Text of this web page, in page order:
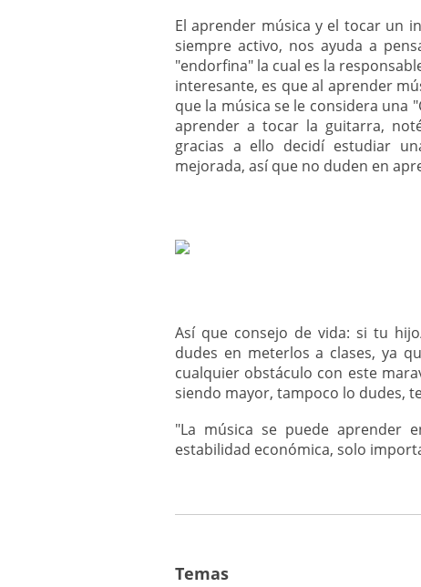
El aprender música y el tocar un
siempre activo, nos ayuda a
"endorfina" la cual es la
interesante, es que al aprender
que la música se le considera una
aprender a tocar la guitarra,
gracias a ello decidí estudiar
mejorada, así que no duden en
Así que consejo de vida: si tu
dudes en meterlos a clases, ya
cualquier obstáculo con este
siendo mayor, tampoco lo dudes,
"La música se puede aprender
estabilidad económica, solo
Temas